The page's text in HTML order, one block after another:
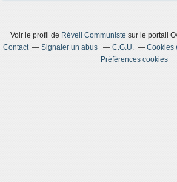
Voir le profil de Réveil Communiste sur le portail
Contact
Signaler un abus C.G.U.
Cookies
Préférences cookies